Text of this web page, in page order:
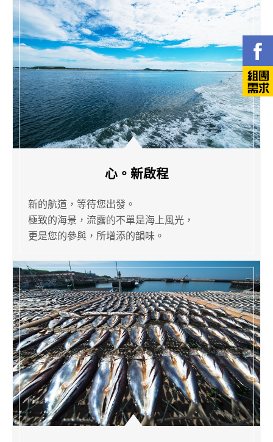
心。新啟程
新的航道，等待您出發。
極致的海景，流露的不單是海上風光，
更是您的參與，所增添的韻味。